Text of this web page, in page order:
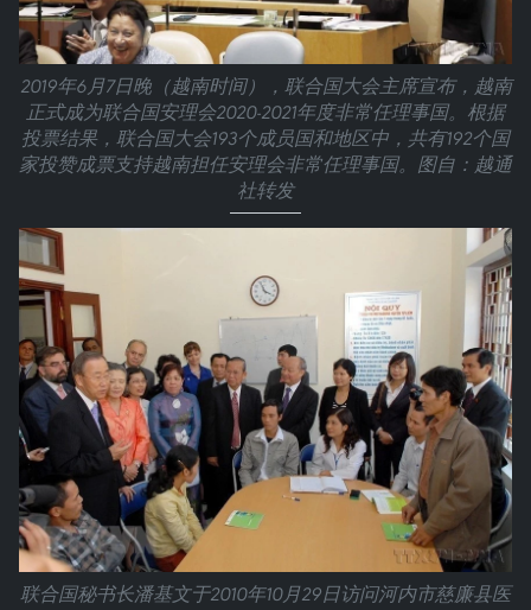
2019年6月7日晚（越南时间），联合国大会主席宣布，越南
正式成为联合国安理会2020-2021年度非常任理事国。根据
投票结果，联合国大会193个成员国和地区中，共有192个国
家投赞成票支持越南担任安理会非常任理事国。图自：越通
社转发
联合国秘书长潘基文于2010年10月29日访问河内市慈廉县医